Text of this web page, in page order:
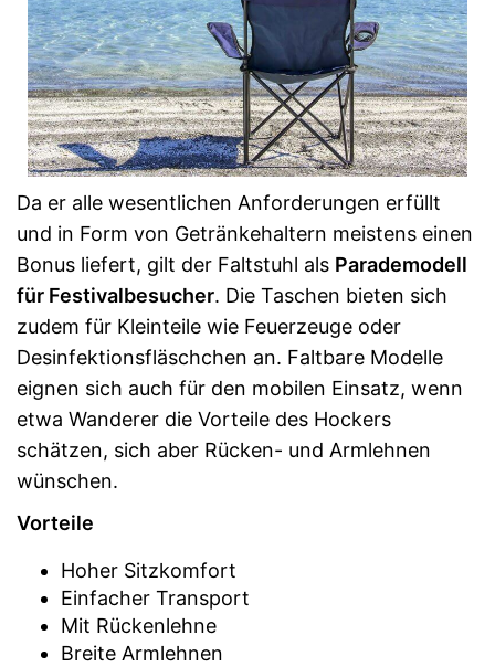
Da er alle wesentlichen Anforderungen erfüllt
und in Form von Getränkehaltern meistens einen
Bonus liefert, gilt der Faltstuhl als Parademodell
für Festivalbesucher. Die Taschen bieten sich
zudem für Kleinteile wie Feuerzeuge oder
Desinfektionsfläschchen an. Faltbare Modelle
eignen sich auch für den mobilen Einsatz, wenn
etwa Wanderer die Vorteile des Hockers
schätzen, sich aber Rücken- und Armlehnen
wünschen.
Vorteile
Hoher Sitzkomfort
Einfacher Transport
Mit Rückenlehne
Breite Armlehnen